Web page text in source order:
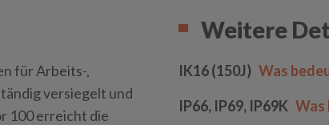
für Arbeits-,
versiegelt und
100 erreicht die
Weitere
IK16 (150J) Was
IP66, IP69, IP69K Was